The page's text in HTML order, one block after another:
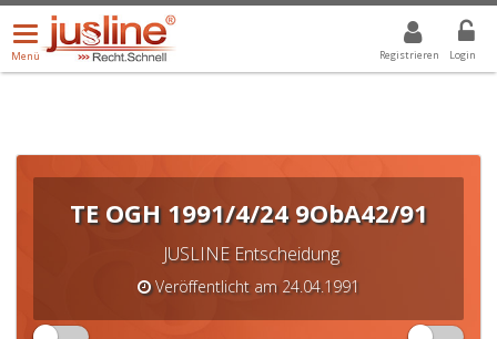
Registrieren Login
Menü
öffnen/schließen
Menü
ALLE DROPDOWN: GEWÄHLTER WERT IST ALLE
TE OGH 1991/4/24 9ObA42/91
JUSLINE Entscheidung
Veröffentlicht am 24.04.1991